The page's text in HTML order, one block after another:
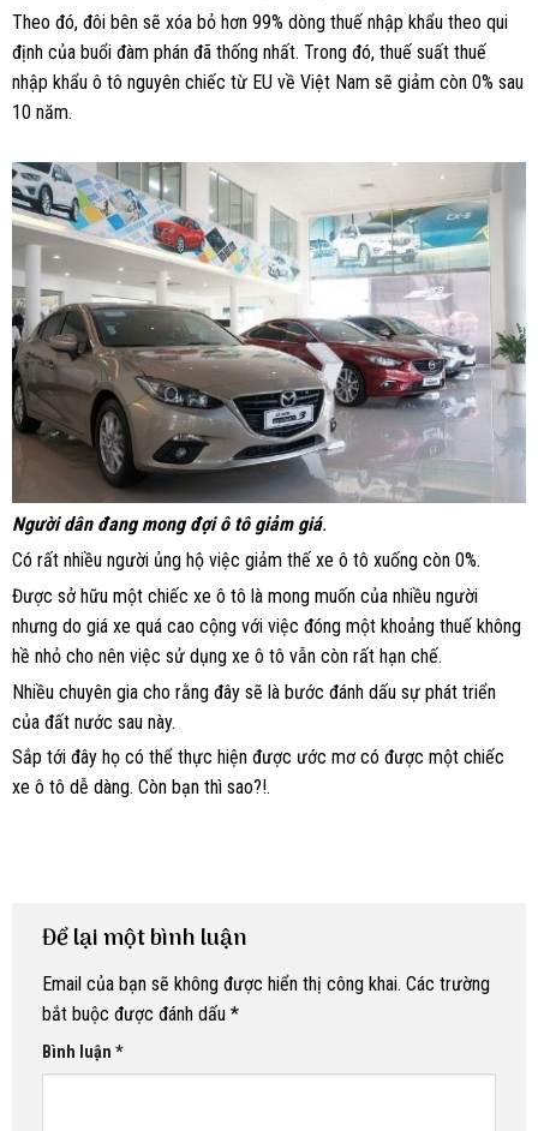
Theo đó, đôi bên sẽ xóa bỏ hơn 99% dòng thuế nhập khẩu theo qui
định của buổi đàm phán đã thống nhất. Trong đó, thuế suất thuế
nhập khẩu ô tô nguyên chiếc từ EU về Việt Nam sẽ giảm còn 0% sau
10 năm.
Người dân đang mong đợi ô tô giảm giá.
Có rất nhiều người ủng hộ việc giảm thế xe ô tô xuống còn 0%.
Được sở hữu một chiếc xe ô tô là mong muốn của nhiều người
nhưng do giá xe quá cao cộng với việc đóng một khoảng thuế không
hề nhỏ cho nên việc sử dụng xe ô tô vẫn còn rất hạn chế.
Nhiều chuyên gia cho rằng đây sẽ là bước đánh dấu sự phát triển
của đất nước sau này.
Sắp tới đây họ có thể thực hiện được ước mơ có được một chiếc
xe ô tô dễ dàng. Còn bạn thì sao?!.
Để lại một bình luận
Email của bạn sẽ không được hiển thị công khai. Các trường
bắt buộc được đánh dấu *
Bình luận *